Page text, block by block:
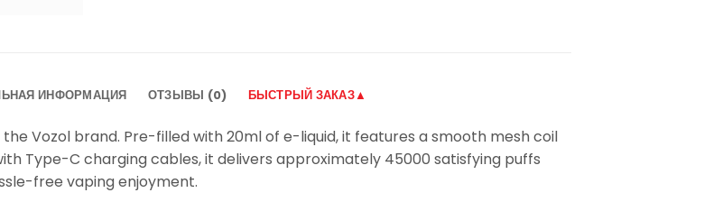
ИНФОРМАЦИЯ ОТЗЫВЫ (0) БЫСТРЫЙ ЗАКАЗ▲
Vozol brand. Pre-filled with 20ml of e-liquid, it features a smooth mesh coil
Type-C charging cables, it delivers approximately 45000 satisfying puffs
free vaping enjoyment.